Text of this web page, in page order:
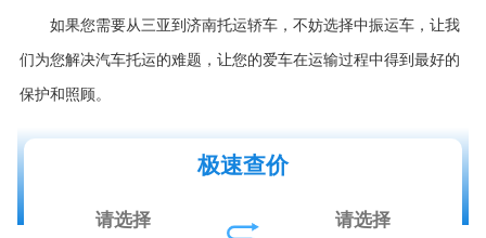
如果您需要从三亚到济南托运轿车，不妨选择中振运车，让我
们为您解决汽车托运的难题，让您的爱车在运输过程中得到最好的
保护和照顾。
极速查价